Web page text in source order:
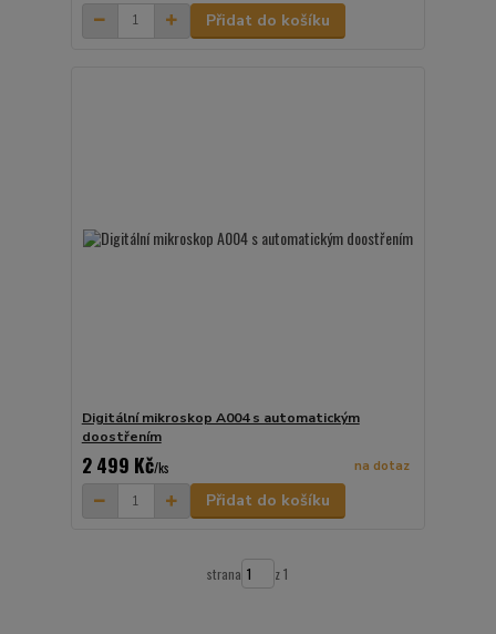
Přidat do košíku
Digitální mikroskop A004 s automatickým
doostřením
2 499 Kč/ks na dotaz
Přidat do košíku
strana z 1